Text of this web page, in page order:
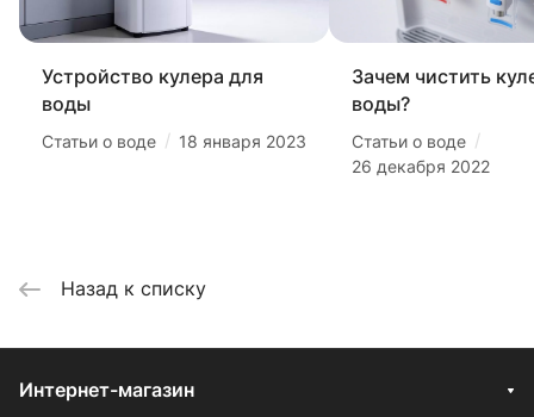
Устройство кулера для
воды
Статьи о воде / 18 января 2023
Зачем чистить
воды?
Статьи о воде /
26 декабря 2022
Назад к списку
Интернет-магазин